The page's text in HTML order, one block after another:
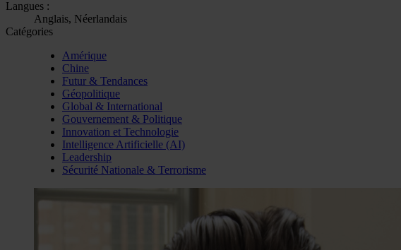
Langues :
Anglais, Néerlandais
Catégories
Amérique
Chine
Futur & Tendances
Géopolitique
Global & International
Gouvernement & Politique
Innovation et Technologie
Intelligence Artificielle (AI)
Leadership
Sécurité Nationale & Terrorisme